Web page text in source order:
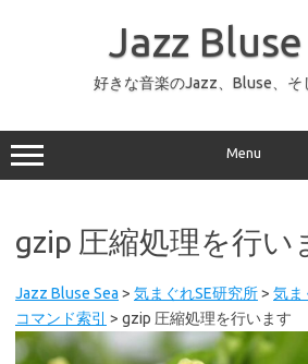
ッ
プ
Jazz Bluse
好きな音楽のJazz、Bluse、そ
Menu
gzip 圧縮処理を行い
Jazz Bluse Sea > 気まぐれSE研究所> 気ま
コマンド索引
> gzip 圧縮処理を行います